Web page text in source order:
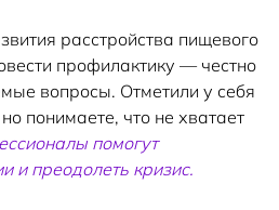
расстройства пищевого
профилактику — честно
вопросы. Отметили у себя
понимаете, что не хватает
помогут
и преодолеть кризис.